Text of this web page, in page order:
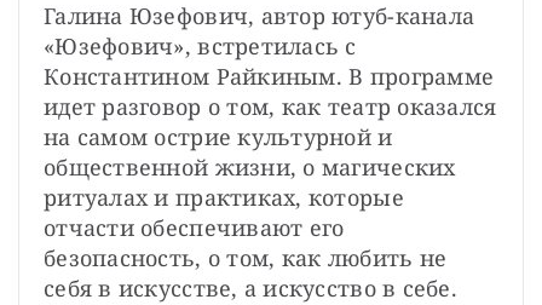
Галина Юзефович, автор ютуб-канала
«Юзефович», встретилась с
Константином Райкиным. В программе
идет разговор о том, как театр оказался
на самом острие культурной и
общественной жизни, о магических
ритуалах и практиках, которые
отчасти обеспечивают его
безопасность, о том, как любить не
себя в искусстве, а искусство в себе.